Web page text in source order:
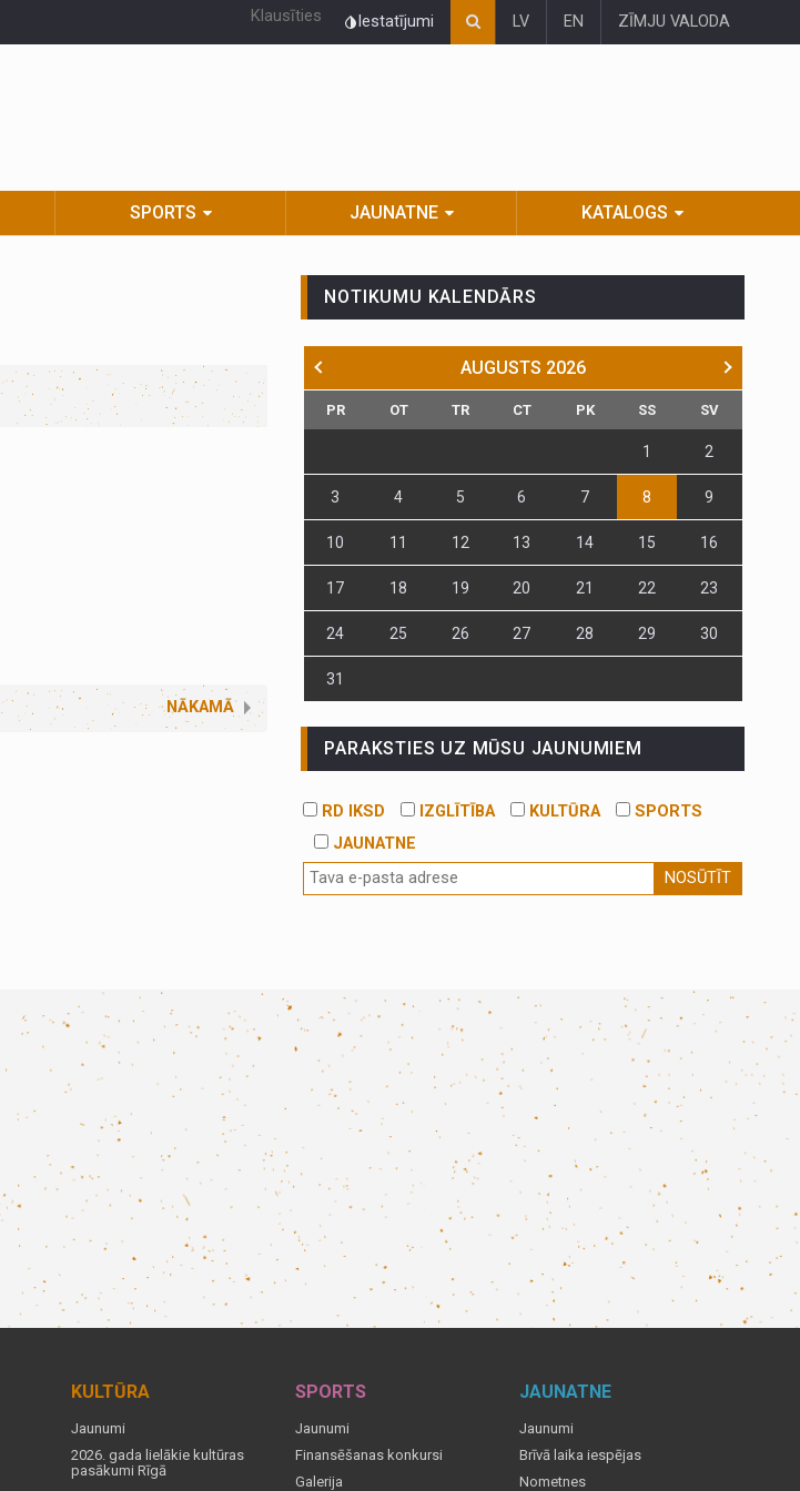
Klausīties Iestatījumi LV EN ZĪMJU VALODA
SPORTS JAUNATNE KATALOGS
NĀKAMĀ
NOTIKUMU KALENDĀRS
AUGUSTS 2026
PR OT TR CT PK SS SV
1 2
3 4 5 6 7 8 9
10 11 12 13 14 15 16
17 18 19 20 21 22 23
24 25 26 27 28 29 30
31
PARAKSTIES UZ MŪSU JAUNUMIEM
RD IKSD IZGLĪTĪBA KULTŪRA
SPORTS
JAUNATNE
NOSŪTĪT
KULTŪRA
Jaunumi
2026. gada lielākie kultūras
pasākumi Rīgā
SPORTS
Jaunumi
Finansēšanas konkursi
Galerija
JAUNATNE
Jaunumi
Brīvā laika iespējas
Nometnes